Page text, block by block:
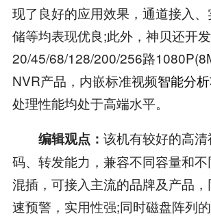
现了良好的应用效果，通道接入
储等均表现优良;此外，神贝还开
20/45/68/128/200/256路
NVR产品，内嵌标准视频智能分析
处理性能均处于高端水平。
编辑观点： 该机有较好的高
码、转发能力，兼容不同容量和
混插，可接入主流的品牌及产品
速预警，实用性强;同时磁盘阵列